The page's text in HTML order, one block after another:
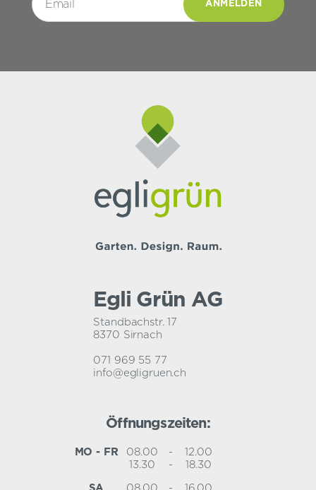
Egli Grün AG
Standbachstr. 17
8370 Sirnach
071 969 55 77
info@egligruen.ch
Öffnungszeiten:
MO - FR 08.00 -
12.00
13.30
- 18.30